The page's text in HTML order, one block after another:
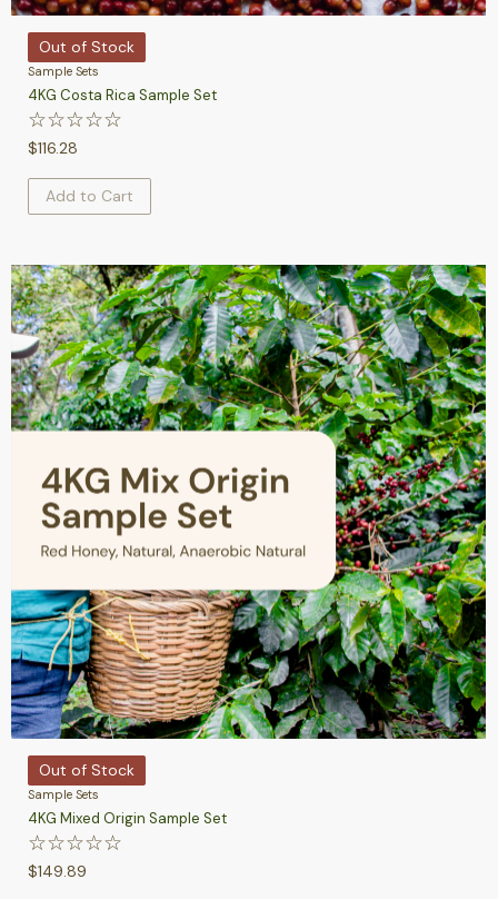
Out of Stock
Sample Sets
4KG Costa Rica Sample Set
☆☆☆☆☆
$116.28
Add to Cart
Out of Stock
Sample Sets
4KG Mixed Origin Sample Set
☆☆☆☆☆
$149.89